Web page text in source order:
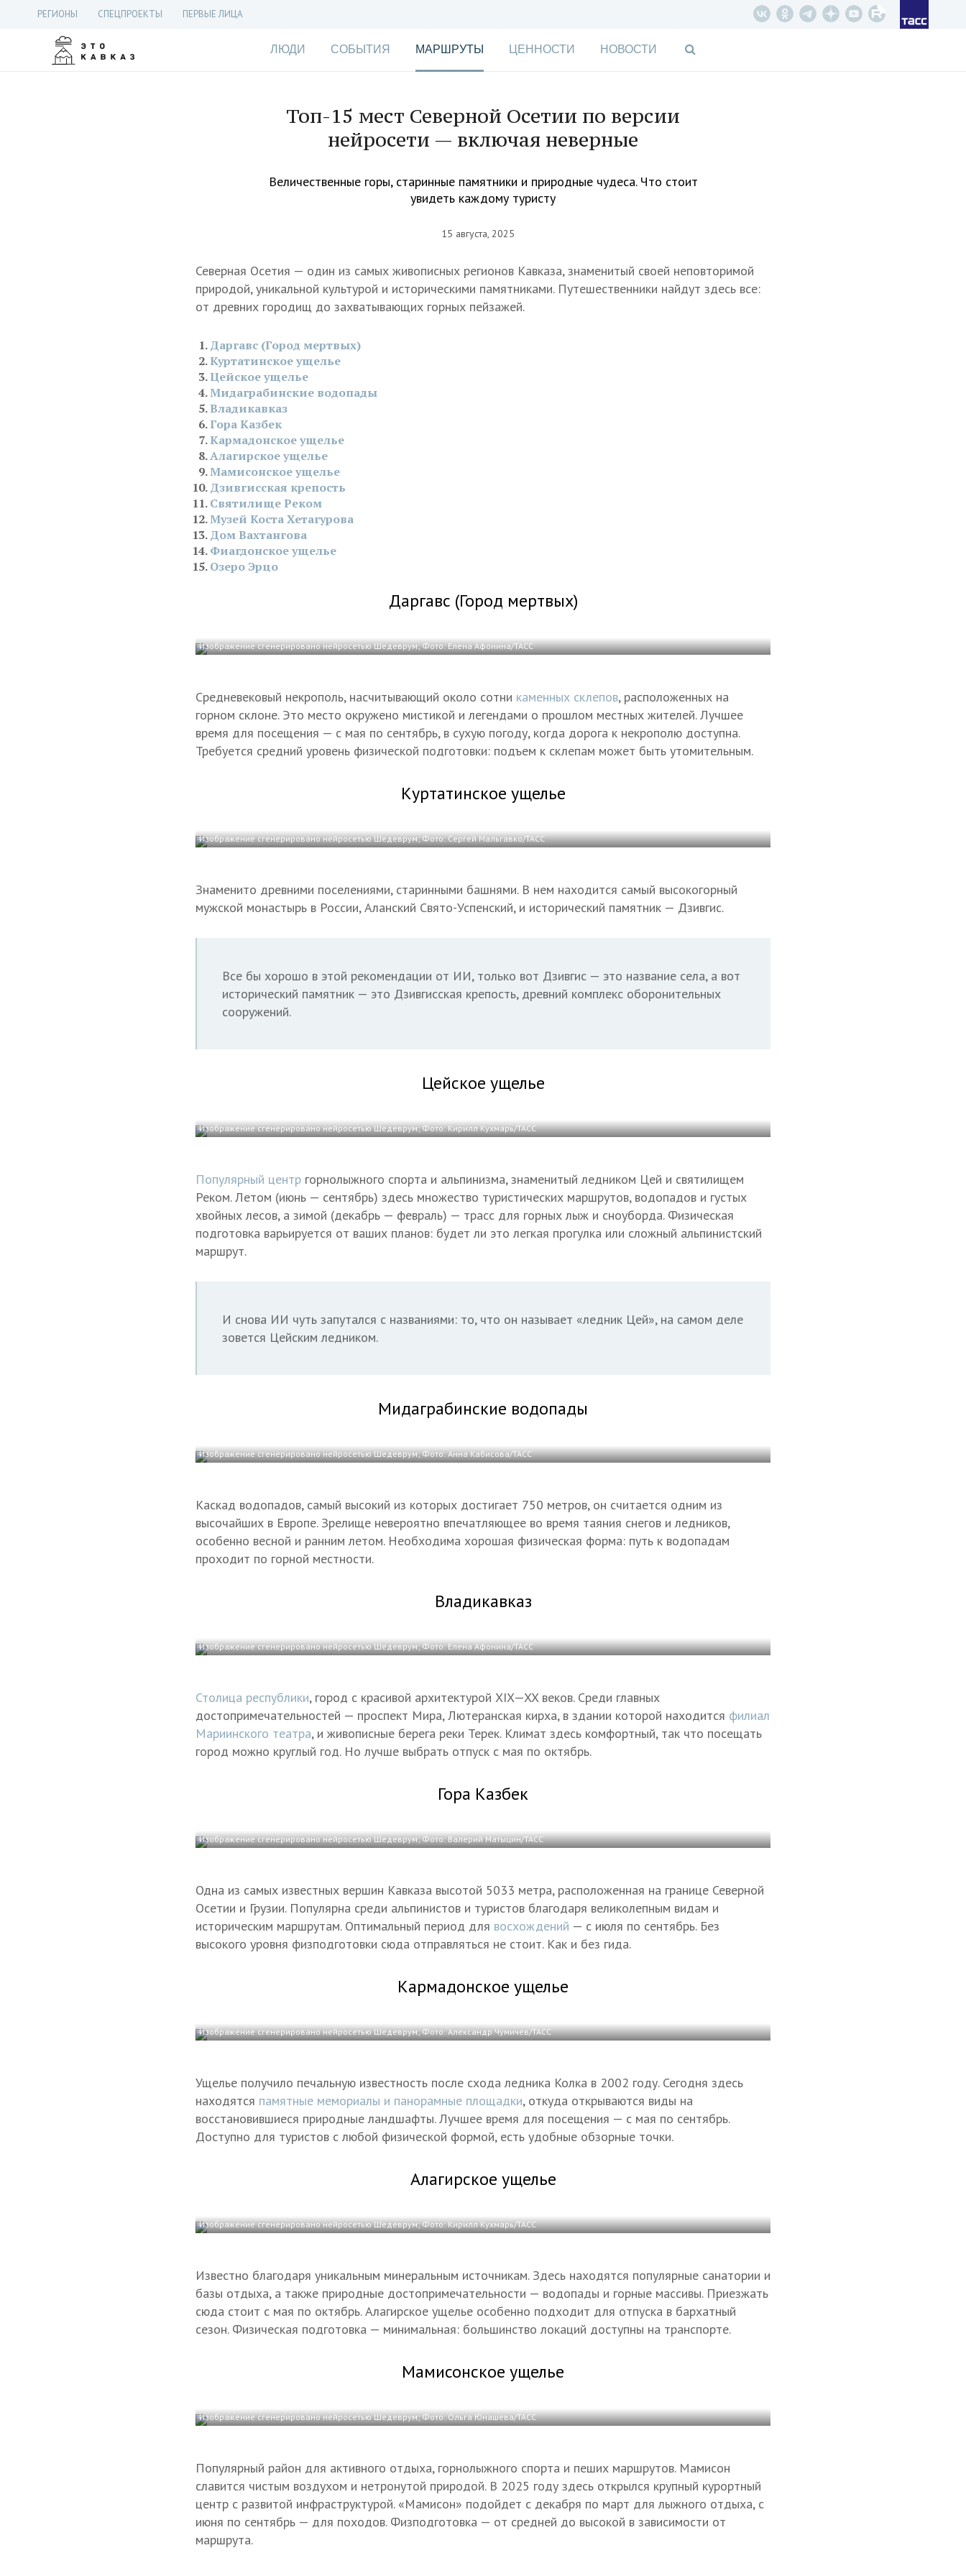
РЕГИОНЫ СПЕЦПРОЕКТЫ ПЕРВЫЕ ЛИЦА
ЛЮДИ СОБЫТИЯ МАРШРУТЫ ЦЕННОСТИ НОВОСТИ
Топ-15 мест Северной Осетии по версии
нейросети — включая неверные
Величественные горы, старинные памятники и природные чудеса. Что стоит
увидеть каждому туристу
15 августа, 2025
Северная Осетия — один из самых живописных регионов Кавказа, знаменитый своей неповторимой
природой, уникальной культурой и историческими памятниками. Путешественники найдут здесь все:
от древних городищ до захватывающих горных пейзажей.
Даргавс (Город мертвых)
Куртатинское ущелье
Цейское ущелье
Мидаграбинские водопады
Владикавказ
Гора Казбек
Кармадонское ущелье
Алагирское ущелье
Мамисонское ущелье
Дзивгисская крепость
Святилище Реком
Музей Коста Хетагурова
Дом Вахтангова
Фиагдонское ущелье
Озеро Эрцо
Даргавс (Город мертвых)
Изображение сгенерировано нейросетью Шедеврум; Фото: Елена Афонина/ТАСС
Средневековый некрополь, насчитывающий около сотни каменных склепов, расположенных на
горном склоне. Это место окружено мистикой и легендами о прошлом местных жителей. Лучшее
время для посещения — с мая по сентябрь, в сухую погоду, когда дорога к некрополю доступна.
Требуется средний уровень физической подготовки: подъем к склепам может быть утомительным.
Куртатинское ущелье
Изображение сгенерировано нейросетью Шедеврум; Фото: Сергей Мальгавко/ТАСС
Знаменито древними поселениями, старинными башнями. В нем находится самый высокогорный
мужской монастырь в России, Аланский Свято-Успенский, и исторический памятник — Дзивгис.
Все бы хорошо в этой рекомендации от ИИ, только вот Дзивгис — это название села, а вот
исторический памятник — это Дзивгисская крепость, древний комплекс оборонительных
сооружений.
Цейское ущелье
Изображение сгенерировано нейросетью Шедеврум; Фото: Кирилл Кухмарь/ТАСС
Популярный центр горнолыжного спорта и альпинизма, знаменитый ледником Цей и святилищем
Реком. Летом (июнь — сентябрь) здесь множество туристических маршрутов, водопадов и густых
хвойных лесов, а зимой (декабрь — февраль) — трасс для горных лыж и сноуборда. Физическая
подготовка варьируется от ваших планов: будет ли это легкая прогулка или сложный альпинистский
маршрут.
И снова ИИ чуть запутался с названиями: то, что он называет «ледник Цей», на самом деле
зовется Цейским ледником.
Мидаграбинские водопады
Изображение сгенерировано нейросетью Шедеврум; Фото: Анна Кабисова/ТАСС
Каскад водопадов, самый высокий из которых достигает 750 метров, он считается одним из
высочайших в Европе. Зрелище невероятно впечатляющее во время таяния снегов и ледников,
особенно весной и ранним летом. Необходима хорошая физическая форма: путь к водопадам
проходит по горной местности.
Владикавказ
Изображение сгенерировано нейросетью Шедеврум; Фото: Елена Афонина/ТАСС
Столица республики, город с красивой архитектурой XIX—XX веков. Среди главных
достопримечательностей — проспект Мира, Лютеранская кирха, в здании которой находится филиал
Мариинского театра, и живописные берега реки Терек. Климат здесь комфортный, так что посещать
город можно круглый год. Но лучше выбрать отпуск с мая по октябрь.
Гора Казбек
Изображение сгенерировано нейросетью Шедеврум; Фото: Валерий Матыцин/ТАСС
Одна из самых известных вершин Кавказа высотой 5033 метра, расположенная на границе Северной
Осетии и Грузии. Популярна среди альпинистов и туристов благодаря великолепным видам и
историческим маршрутам. Оптимальный период для восхождений — с июля по сентябрь. Без
высокого уровня физподготовки сюда отправляться не стоит. Как и без гида.
Кармадонское ущелье
Изображение сгенерировано нейросетью Шедеврум; Фото: Александр Чумичев/ТАСС
Ущелье получило печальную известность после схода ледника Колка в 2002 году. Сегодня здесь
находятся памятные мемориалы и панорамные площадки, откуда открываются виды на
восстановившиеся природные ландшафты. Лучшее время для посещения — с мая по сентябрь.
Доступно для туристов с любой физической формой, есть удобные обзорные точки.
Алагирское ущелье
Изображение сгенерировано нейросетью Шедеврум; Фото: Кирилл Кухмарь/ТАСС
Известно благодаря уникальным минеральным источникам. Здесь находятся популярные санатории и
базы отдыха, а также природные достопримечательности — водопады и горные массивы. Приезжать
сюда стоит с мая по октябрь. Алагирское ущелье особенно подходит для отпуска в бархатный
сезон. Физическая подготовка — минимальная: большинство локаций доступны на транспорте.
Мамисонское ущелье
Изображение сгенерировано нейросетью Шедеврум; Фото: Ольга Юнашева/ТАСС
Популярный район для активного отдыха, горнолыжного спорта и пеших маршрутов. Мамисон
славится чистым воздухом и нетронутой природой. В 2025 году здесь открылся крупный курортный
центр с развитой инфраструктурой. «Мамисон» подойдет с декабря по март для лыжного отдыха, с
июня по сентябрь — для походов. Физподготовка — от средней до высокой в зависимости от
маршрута.